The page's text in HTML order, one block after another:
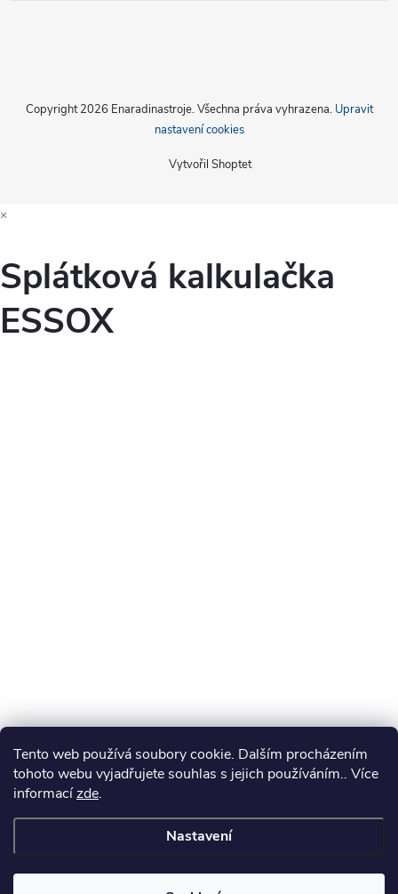
Tento web používá soubory cookie. Dalším procházením
tohoto webu vyjadřujete souhlas s jejich používáním.. Více
informacízde.
Nastavení
Vytvořil Shoptet
Copyright 2026 Enaradinastroje. Všechna práva vyhrazena. Upravit
nastavení cookies
×
Splátková kalkulačka
ESSOX